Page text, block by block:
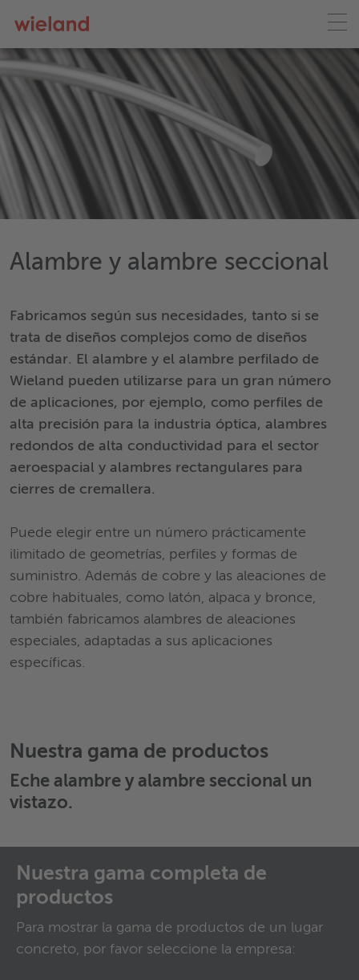
Alambre y alambre seccional
Fabricamos según sus necesidades, tanto si se
trata de diseños complejos como de diseños
estándar. El alambre y el alambre perfilado de
Wieland pueden utilizarse para un gran número
de aplicaciones, por ejemplo, como perfiles de
alta precisión para la industria óptica, alambres
redondos de alta conductividad para el sector
aeroespacial y alambres rectangulares para
cierres de cremallera.
Puede elegir entre un número prácticamente
ilimitado de geometrías, perfiles y formas de
suministro. Además de cobre y las aleaciones de
cobre habituales, como latón, alpaca y bronce,
también fabricamos alambres de aleaciones
especiales, adaptadas a sus aplicaciones
específicas.
Nuestra gama de productos
Eche alambre y alambre seccional un
vistazo.
Nuestra gama completa de
productos
Para mostrar la gama de productos de un lugar
concreto, por favor seleccione la empresa: